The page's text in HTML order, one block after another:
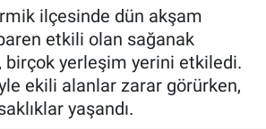
ilçesinde dün akşam
etkili olan sağanak
birçok yerleşim yerini etkiledi.
ekili alanlar zarar görürken,
yaşandı.